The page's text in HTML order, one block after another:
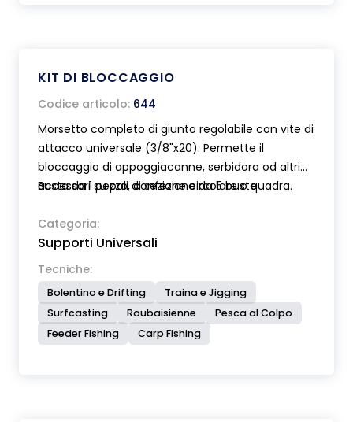
KIT DI BLOCCAGGIO
Codice articolo: 644
Morsetto completo di giunto regolabile con vite di
attacco universale (3/8"x20). Permette il
bloccaggio di appoggiacanne, serbidora od altri
accessori su pali di sezione circolare o quadra.
Busta da 1 pezzo, confezione da 5 buste
Categoria:
Supporti Universali
Tecniche:
Bolentino e Drifting
Traina e Jigging
Surfcasting
Roubaisienne
Pesca al Colpo
Feeder Fishing
Carp Fishing